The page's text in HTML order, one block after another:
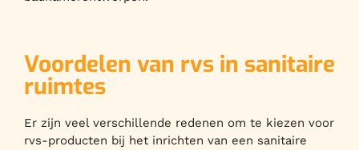
Voordelen van rvs in sanitaire
ruimtes
Er zijn veel verschillende redenen om te kiezen voor
rvs-producten bij het inrichten van een sanitaire